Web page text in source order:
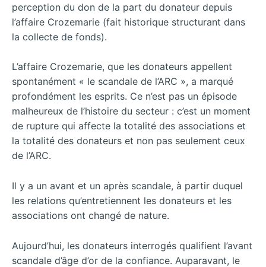
perception du don de la part du donateur depuis
l’affaire Crozemarie (fait historique structurant dans
la collecte de fonds).
L’affaire Crozemarie, que les donateurs appellent
spontanément « le scandale de l’ARC », a marqué
profondément les esprits. Ce n’est pas un épisode
malheureux de l’histoire du secteur : c’est un moment
de rupture qui affecte la totalité des associations et
la totalité des donateurs et non pas seulement ceux
de l’ARC.
Il y a un avant et un après scandale, à partir duquel
les relations qu’entretiennent les donateurs et les
associations ont changé de nature.
Aujourd’hui, les donateurs interrogés qualifient l’avant
scandale d’âge d’or de la confiance. Auparavant, le